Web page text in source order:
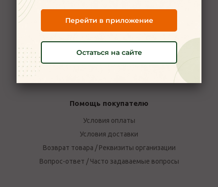
Вакансии
Политика конфиденциальности
Помощь покупателю
Условия оплаты
Условия доставки
Возврат товара / Реквизиты организации
Вопрос-ответ / Часто задаваемые вопросы
Перейти в приложение
Остаться на сайте